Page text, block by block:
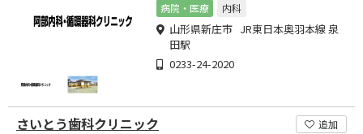
病院・医療 内科
山形県新庄市 JR東日本奥羽本線 泉
田駅
0233-24-2020
さいとう歯科クリニック 追加